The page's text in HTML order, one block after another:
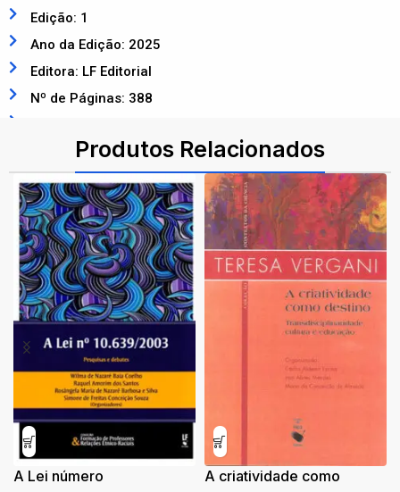
Edição: 1
Ano da Edição: 2025
Editora: LF Editorial
Nº de Páginas: 388
Produtos Relacionados
A Lei número
A criatividade como